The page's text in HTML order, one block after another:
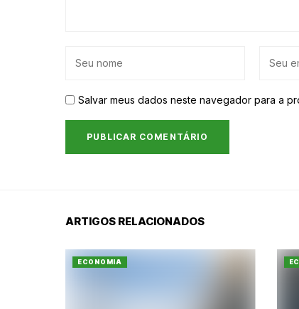
Salvar meus dados neste navegador para a
ARTIGOS RELACIONADOS
ECONOMIA